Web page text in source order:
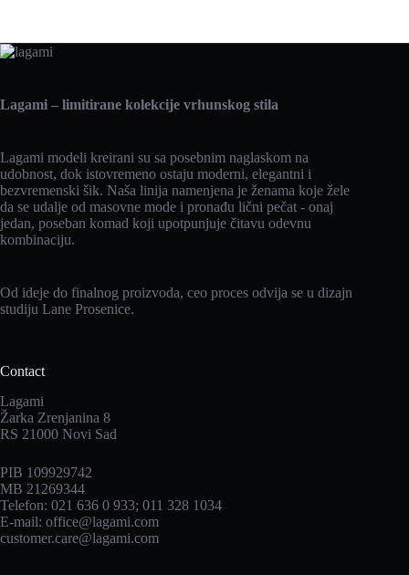
Lagami – limitirane kolekcije vrhunskog stila
Lagami modeli kreirani su sa posebnim naglaskom na
udobnost, dok istovremeno ostaju moderni, elegantni i
bezvremenski šik. Naša linija namenjena je ženama koje žele
da se udalje od masovne mode i pronađu lični pečat - onaj
jedan, poseban komad koji upotpunjuje čitavu odevnu
kombinaciju.
Od ideje do finalnog proizvoda, ceo proces odvija se u dizajn
studiju Lane Prosenice.
Contact
Lagami
Žarka Zrenjanina 8
RS 21000 Novi Sad
PIB 109929742
MB 21269344
Telefon: 021 636 0 933; 011 328 1034
E-mail: office@lagami.com
customer.care@lagami.com